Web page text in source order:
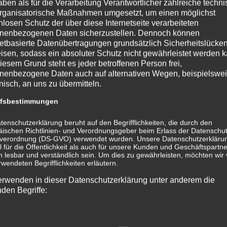
der jeweilige Anbieter oder Betreiber der Seiten verantwortlich.
der Verlinkung auf mögliche Rechtsverstöße überprüft.
der Verlinkung nicht erkennbar.
Kontrolle der verlinkten Seiten ist jedoch ohne konkrete
zumutbar. Bei Bekanntwerden von Rechtsverletzungen werden wir
erstellten Inhalte und Werke auf diesen Seiten unterliegen
Bearbeitung, Verbreitung und jede Art der Verwertung
bedürfen der schriftlichen Zustimmung des jeweiligen Autors
dieser Seite sind nur für den privaten, nicht kommerziellen
dieser Seite nicht vom Betreiber erstellt wurden, werden die
werden Inhalte Dritter als solche gekennzeichnet. Sollten Sie
aufmerksam werden, bitten wir um einen entsprechenden
werden wir derartige Inhalte umgehend entfernen.
to § 5 DDG
als für die Verarbeitung Verantwortlicher zahlreiche
Maßnahmen umgesetzt, um einen möglichst
Schutz der über diese Internetseite verarbeiteten
Daten sicherzustellen. Dennoch können
Datenübertragungen grundsätzlich Sicherheitslücken
sodass ein absoluter Schutz nicht gewährleistet werden
Grund steht es jeder betroffenen Person frei,
Daten auch auf alternativen Wegen,
an uns zu übermitteln.
beruht auf den Begrifflichkeiten, die durch den
Richtlinien- und Verordnungsgeber beim Erlass der
(DS-GVO) verwendet wurden. Unsere
für die Öffentlichkeit als auch für unsere Kunden und
lesbar und verständlich sein. Um dies zu gewährleisten, möchten wir
Begrifflichkeiten erläutern.
in dieser Datenschutzerklärung unter anderem die
Begriffe: